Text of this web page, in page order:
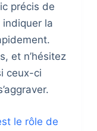
précis de
la
et n’hésitez
ceux-ci
le rôle de